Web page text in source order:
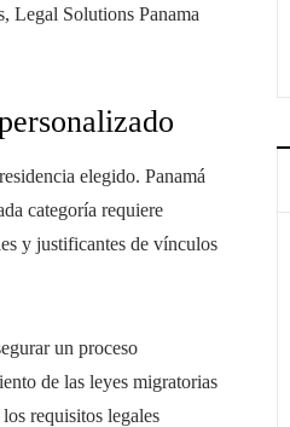
Legal Solutions Panama
elegido. Panamá
categoría requiere
y justificantes de vínculos
un proceso
de las leyes migratorias
requisitos legales